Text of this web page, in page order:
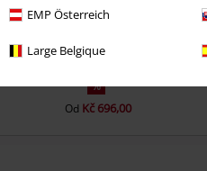
EMP Österreich
Large Belgique
%
Od Kč 696,00